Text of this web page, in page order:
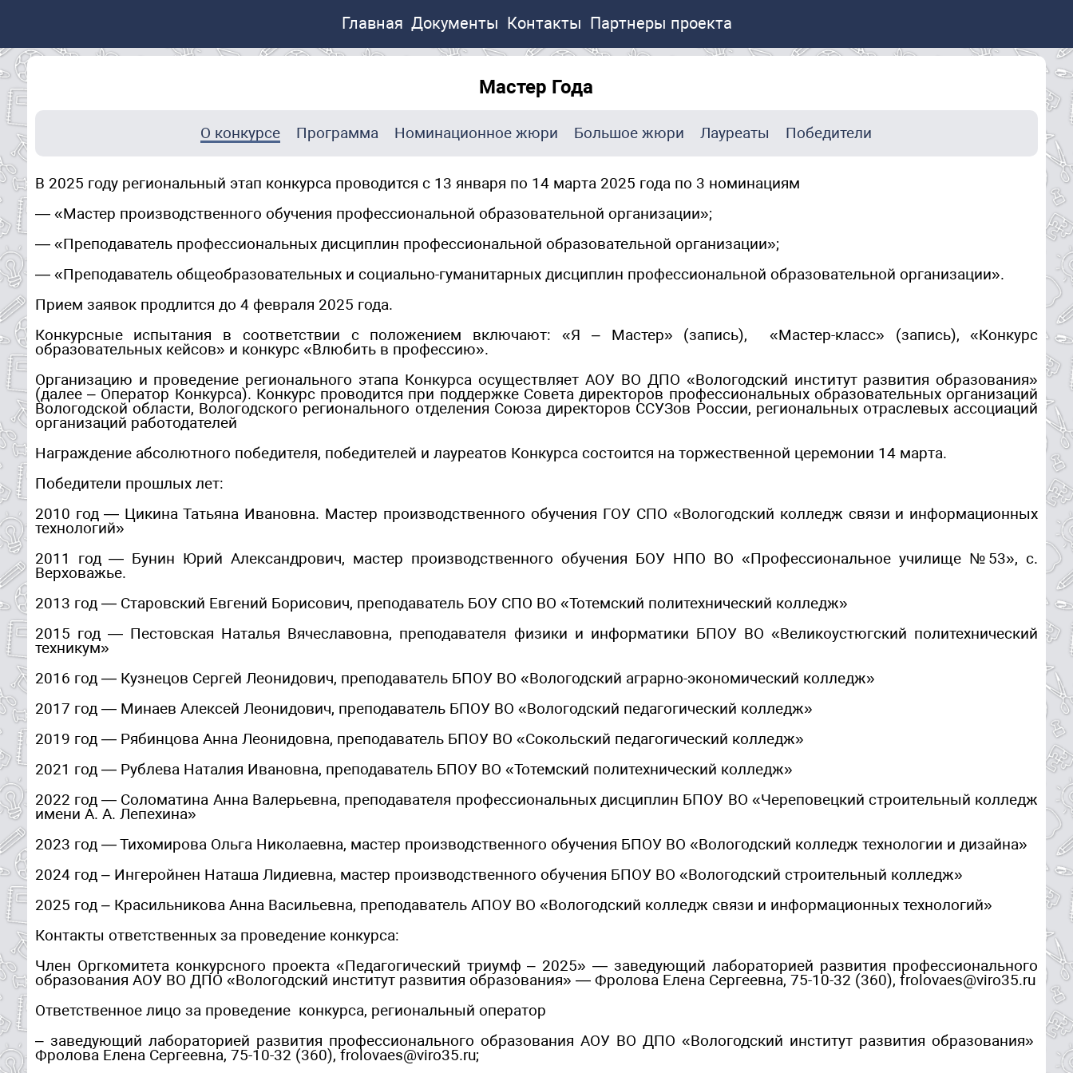
Главная Документы Контакты Партнеры проекта
Мастер Года
О конкурсе Программа Номинационное жюри Большое жюри Лауреаты Победители
В 2025 году региональный этап конкурса проводится с 13 января по 14 марта 2025 года по 3 номинациям
— «Мастер производственного обучения профессиональной образовательной организации»;
— «Преподаватель профессиональных дисциплин профессиональной образовательной организации»;
— «Преподаватель общеобразовательных и социально-гуманитарных дисциплин профессиональной образовательной организации».
Прием заявок продлится до 4 февраля 2025 года.
Конкурсные испытания в соответствии с положением включают: «Я – Мастер» (запись), «Мастер-класс» (запись), «Конкурс
образовательных кейсов» и конкурс «Влюбить в профессию».
Организацию и проведение регионального этапа Конкурса осуществляет АОУ ВО ДПО «Вологодский институт развития образования»
(далее – Оператор Конкурса). Конкурс проводится при поддержке Совета директоров профессиональных образовательных организаций
Вологодской области, Вологодского регионального отделения Союза директоров ССУЗов России, региональных отраслевых ассоциаций
организаций работодателей
Награждение абсолютного победителя, победителей и лауреатов Конкурса состоится на торжественной церемонии 14 марта.
Победители прошлых лет:
2010 год — Цикина Татьяна Ивановна. Мастер производственного обучения ГОУ СПО «Вологодский колледж связи и информационных
технологий»
2011 год — Бунин Юрий Александрович, мастер производственного обучения БОУ НПО ВО «Профессиональное училище №53», с.
Верховажье.
2013 год — Старовский Евгений Борисович, преподаватель БОУ СПО ВО «Тотемский политехнический колледж»
2015 год — Пестовская Наталья Вячеславовна, преподавателя физики и информатики БПОУ ВО «Великоустюгский политехнический
техникум»
2016 год — Кузнецов Сергей Леонидович, преподаватель БПОУ ВО «Вологодский аграрно-экономический колледж»
2017 год — Минаев Алексей Леонидович, преподаватель БПОУ ВО «Вологодский педагогический колледж»
2019 год — Рябинцова Анна Леонидовна, преподаватель БПОУ ВО «Сокольский педагогический колледж»
2021 год — Рублева Наталия Ивановна, преподаватель БПОУ ВО «Тотемский политехнический колледж»
2022 год — Соломатина Анна Валерьевна, преподавателя профессиональных дисциплин БПОУ ВО «Череповецкий строительный колледж
имени А. А. Лепехина»
2023 год — Тихомирова Ольга Николаевна, мастер производственного обучения БПОУ ВО «Вологодский колледж технологии и дизайна»
2024 год – Ингеройнен Наташа Лидиевна, мастер производственного обучения БПОУ ВО «Вологодский строительный колледж»
2025 год – Красильникова Анна Васильевна, преподаватель АПОУ ВО «Вологодский колледж связи и информационных технологий»
Контакты ответственных за проведение конкурса:
Член Оргкомитета конкурсного проекта «Педагогический триумф – 2025» — заведующий лабораторией развития профессионального
образования АОУ ВО ДПО «Вологодский институт развития образования» — Фролова Елена Сергеевна, 75-10-32 (360), frolovaes@viro35.ru
Ответственное лицо за проведение конкурса, региональный оператор
– заведующий лабораторией развития профессионального образования АОУ ВО ДПО «Вологодский институт развития образования»
Фролова Елена Сергеевна, 75-10-32 (360), frolovaes@viro35.ru;